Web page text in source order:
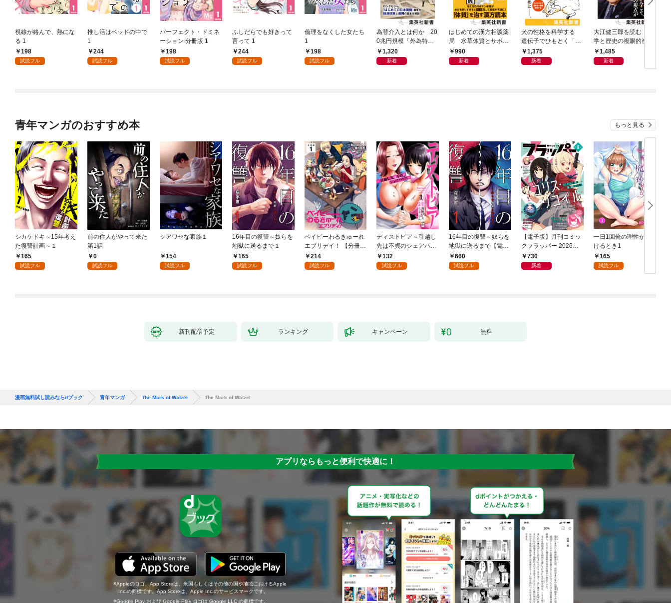
視線が絡んで、熱にな
る 1
198
試読フル
推し活はベッドの中で
1
244
試読フル
パーフェクト・ドミネ
ーション 分冊版 1
198
試読フル
ふしだらでも好きって
言って 1
244
試読フル
倫理をなくした女たち
1
198
試読フル
為替介入とは何か 20
0兆円規模「外為特
会」が生まれた謎
1,320
新着
はじめての漢方相談薬
局 水草体質とサボテ
ン体質
990
新着
犬の性格を科学する
遺伝子でひもとく「最
良の友」の進化
1,375
新着
大江健三郎を読む 文
学と歴史の複眼的視点
から1,485
新着
青年マンガのおすすめ本 もっと見る
シカケドキ～15年考え
た復讐計画～１
165
試読フル
前の住人がやって来た
第1話
0
試読フル
シアワセな家族１
154
試読フル
16年目の復讐～奴らを
地獄に送るまで１
165
試読フル
ベイビーわるきゅーれ
エブリデイ！ 【分冊
版】 1
214
試読フル
ディストピア～引越し
先は不貞のシェアハウ
ス～１
132
試読フル
16年目の復讐～奴らを
地獄に送るまで【電子
単行本版】１
660
試読フル
【電子版】月刊コミッ
クフラッパー 2026年9
月号730
新着
一日1回俺の理性が負
けるとき1
165
試読フル
新刊配信予定 ランキング キャンペーン 無料
漫画無料試し読みならdブック 青年マンガ The Mark of Watzel The Mark of Watzel
アプリならもっと便利で快適に！
Appleのロゴ、App Storeは、米国もしくはその他の国や地域におけるApple
Inc.の商標です。App Storeは、Apple Inc.のサービスマークです。
Google Play および Google Play ロゴは Google LLC の商標です。